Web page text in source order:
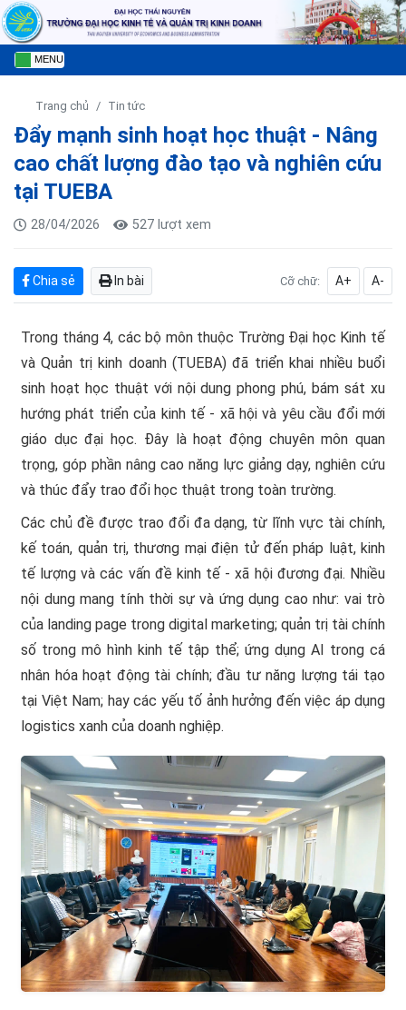
MENU
Trang chủ Tin tức
Đẩy mạnh sinh hoạt học thuật - Nâng
cao chất lượng đào tạo và nghiên cứu
tại TUEBA
28/04/2026 527 lượt xem
Chia sẻ In bài Cỡ chữ: A+ A-
Trong tháng 4, các bộ môn thuộc Trường Đại học Kinh tế
và Quản trị kinh doanh (TUEBA) đã triển khai nhiều buổi
sinh hoạt học thuật với nội dung phong phú, bám sát xu
hướng phát triển của kinh tế - xã hội và yêu cầu đổi mới
giáo dục đại học. Đây là hoạt động chuyên môn quan
trọng, góp phần nâng cao năng lực giảng dạy, nghiên cứu
và thúc đẩy trao đổi học thuật trong toàn trường.
Các chủ đề được trao đổi đa dạng, từ lĩnh vực tài chính,
kế toán, quản trị, thương mại điện tử đến pháp luật, kinh
tế lượng và các vấn đề kinh tế - xã hội đương đại. Nhiều
nội dung mang tính thời sự và ứng dụng cao như: vai trò
của landing page trong digital marketing; quản trị tài chính
số trong mô hình kinh tế tập thể; ứng dụng AI trong cá
nhân hóa hoạt động tài chính; đầu tư năng lượng tái tạo
tại Việt Nam; hay các yếu tố ảnh hưởng đến việc áp dụng
logistics xanh của doanh nghiệp.